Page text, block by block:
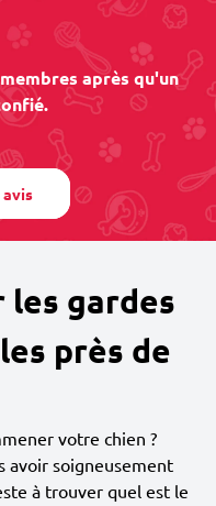
après qu'un
gardes
près de
votre chien ?
avoir soigneusement
à trouver quel est le